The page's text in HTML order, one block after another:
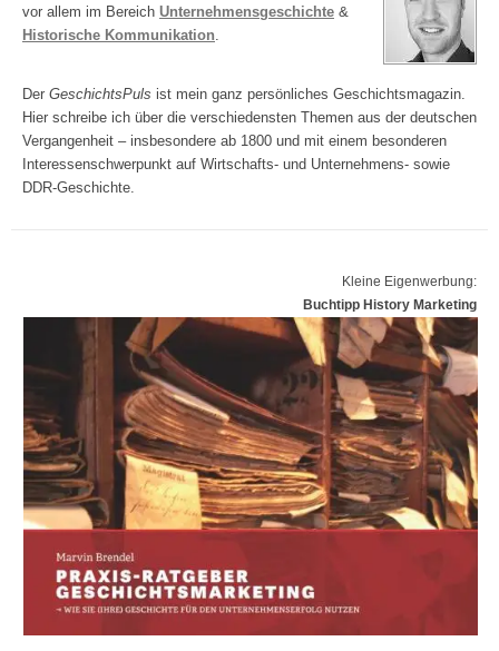
vor allem im Bereich Unternehmensgeschichte &
Historische Kommunikation
Der GeschichtsPuls ist mein ganz persönliches Geschichtsmagazin.
Hier schreibe ich über die verschiedensten Themen aus der deutschen
Vergangenheit – insbesondere ab 1800 und mit einem besonderen
Interessenschwerpunkt auf Wirtschafts- und Unternehmens- sowie
DDR-Geschichte.
Kleine Eigenwerbung:
Buchtipp History Marketing